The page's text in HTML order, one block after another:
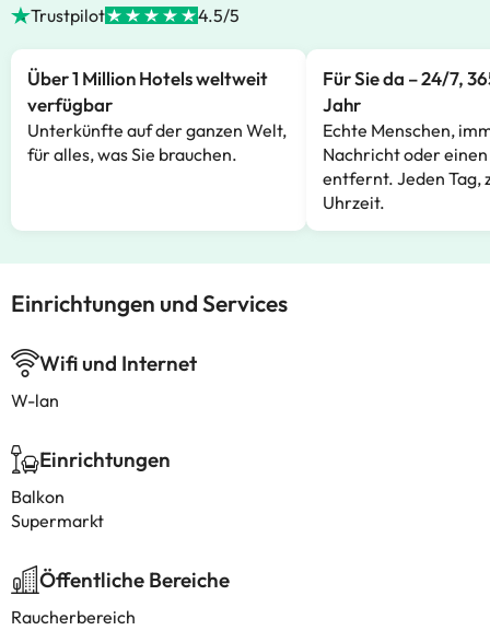
Trustpilot 4.5/5
Über 1 Million Hotels weltweit
verfügbar
Unterkünfte auf der ganzen Welt,
für alles, was Sie brauchen.
Für Sie da – 24/7,
Jahr
Echte Menschen,
Nachricht oder
entfernt. Jeden Tag,
Uhrzeit.
Einrichtungen und Services
Wifi und Internet
W-lan
Einrichtungen
Balkon
Supermarkt
Öffentliche Bereiche
Raucherbereich